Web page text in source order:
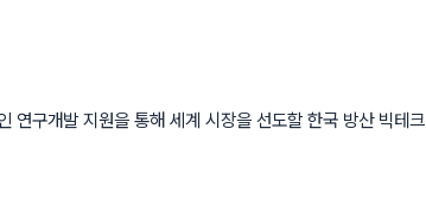
연구개발 지원을 통해 세계 시장을 선도할 한국 방산 빅테크